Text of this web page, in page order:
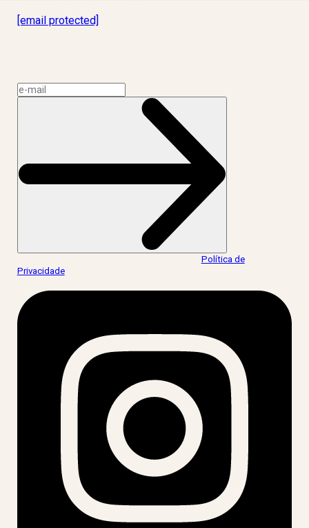
[email protected]
Política de
Privacidade.